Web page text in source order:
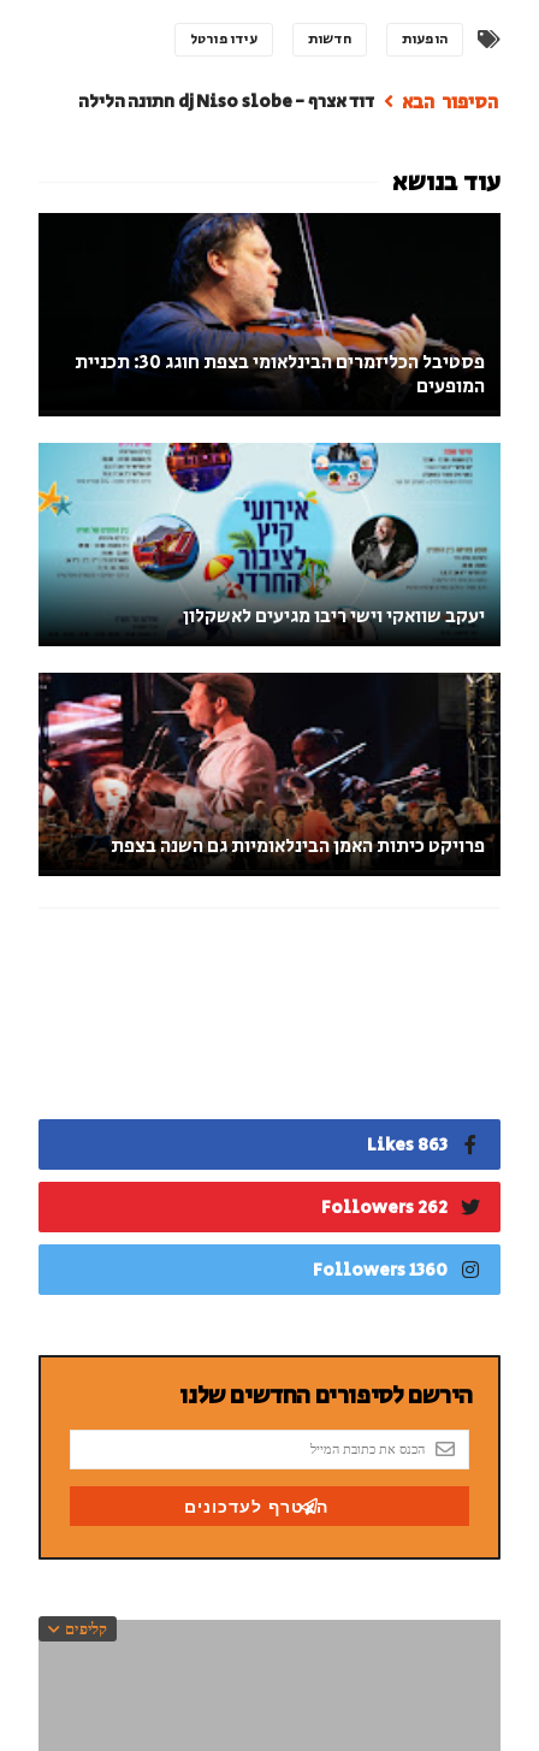
הופעות חדשות עידו פורטל
דוד אצרף - dj Niso slobe חתונה הלילה
פסטיבל הכליזמרים הבינלאומי בצפת חוגג 30: תכניית
המופעים
יעקב שוואקי וישי ריבו מגיעים לאשקלון
פרויקט כיתות האמן הבינלאומיות גם השנה בצפת
863 Likes
262 Followers
1360 Followers
קליפים